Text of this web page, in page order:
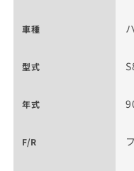
車種
型式
年式
F/R